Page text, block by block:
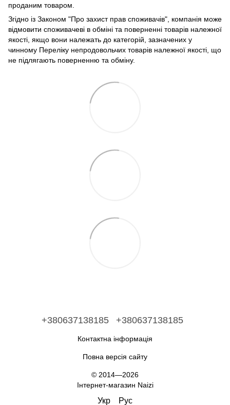
проданим товаром.
Згідно із Законом "Про захист прав споживачів", компанія може
відмовити споживачеві в обміні та поверненні товарів належної
якості, якщо вони належать до категорій, зазначених у
чинному Переліку непродовольчих товарів належної якості, що
не підлягають поверненню та обміну.
+380637138185 +380637138185
Контактна інформація
Повна версія сайту
© 2014—2026
Інтернет-магазин Naizi
Укр Рус